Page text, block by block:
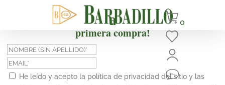
¡Suscríbete y obtén un 10% de descuento en tu
primera compra!
He leído y acepto la política de privacidad del sitio y las
0